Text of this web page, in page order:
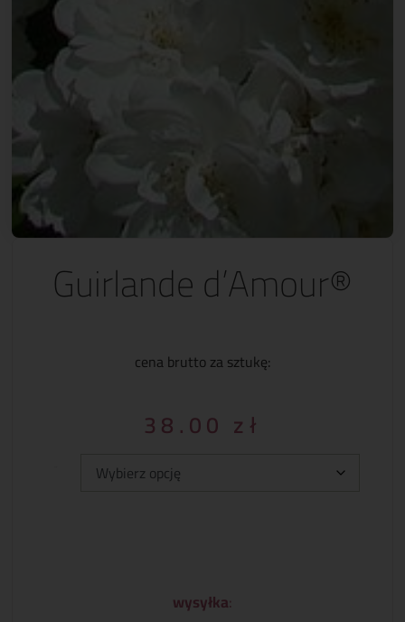
Guirlande d’Amour®
cena brutto za sztukę:
38.00 zł
wysyłka: